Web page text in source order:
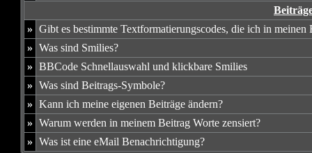
» Gibt es bestimmte Textformatierungscodes, die ich in meinen
» Was sind Smilies?
» BBCode Schnellauswahl und klickbare Smilies
» Was sind Beitrags-Symbole?
» Kann ich meine eigenen Beiträge ändern?
» Warum werden in meinem Beitrag Worte zensiert?
» Was ist eine eMail Benachrichtigung?